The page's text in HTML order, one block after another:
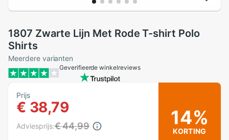
1807 Zwarte Lijn Met Rode T-shirt Polo
Shirts
Meerdere varianten
Geverifieerde winkelreviews
Prijs
€ 38,79
Adviesprijs:€ 44,99 14%
KORTING